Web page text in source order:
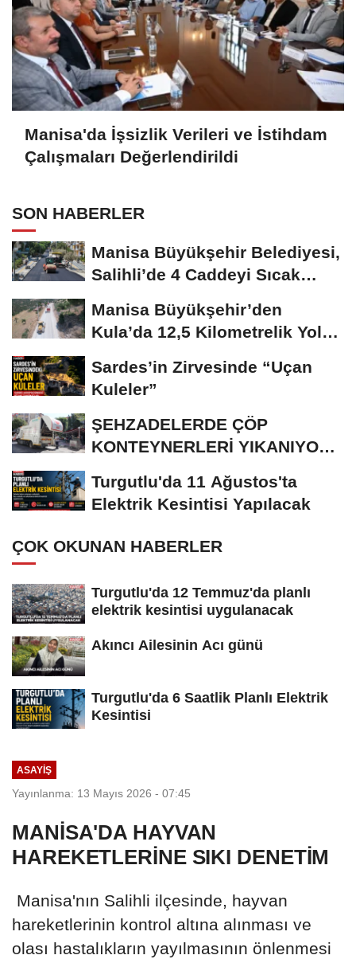
Manisa'da İşsizlik Verileri ve İstihdam
Çalışmaları Değerlendirildi
SON HABERLER
Manisa Büyükşehir Belediyesi,
Salihli’de 4 Caddeyi Sıcak
Manisa Büyükşehir’den
Kula’da 12,5 Kilometrelik Yol
Sardes’in Zirvesinde “Uçan
Kuleler”
ŞEHZADELERDE ÇÖP
KONTEYNERLERİ YIKANIYOR
Turgutlu'da 11 Ağustos'ta
Elektrik Kesintisi Yapılacak
ÇOK OKUNAN HABERLER
Turgutlu'da 12 Temmuz'da planlı
elektrik kesintisi uygulanacak
Akıncı Ailesinin Acı günü
Turgutlu'da 6 Saatlik Planlı Elektrik
Kesintisi
ASAYİŞ
Yayınlanma: 13 Mayıs 2026 - 07:45
MANİSA'DA HAYVAN
HAREKETLERİNE SIKI DENETİM
Manisa'nın Salihli ilçesinde, hayvan
hareketlerinin kontrol altına alınması ve
olası hastalıkların yayılmasının önlenmesi